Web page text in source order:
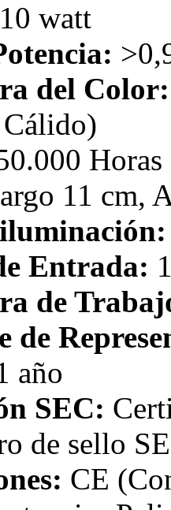
10 watt
del Color:
Horas
11 cm,
Entrada:
de
de
año
SEC:
de sello
CE